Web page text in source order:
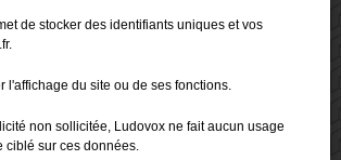
de stocker des identifiants uniques et vos
l'affichage du site ou de ses fonctions.
non sollicitée, Ludovox ne fait aucun usage
ciblé sur ces données.